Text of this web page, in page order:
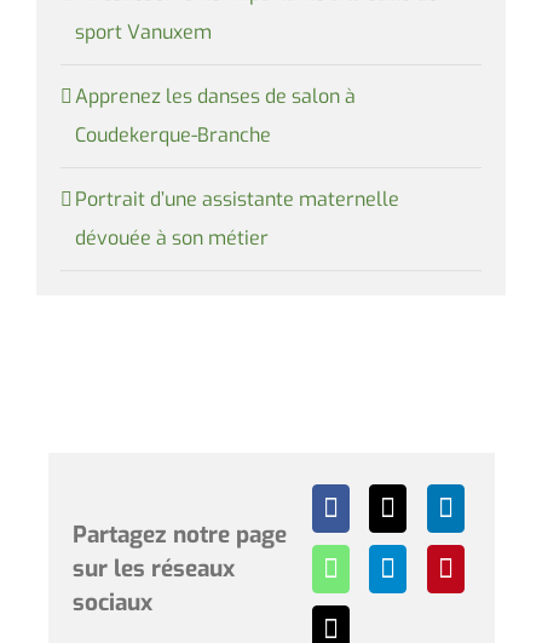
sport Vanuxem
Apprenez les danses de salon à
Coudekerque-Branche
Portrait d’une assistante maternelle
dévouée à son métier
Partagez notre page
sur les réseaux
sociaux